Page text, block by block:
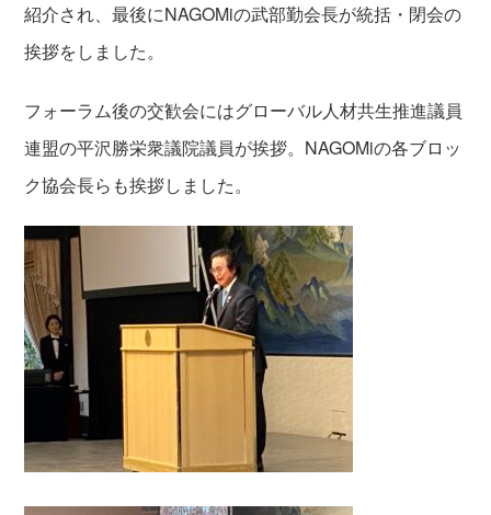
紹介され、最後にNAGOMiの武部勤会長が統括・閉会の
挨拶をしました。
フォーラム後の交歓会にはグローバル人材共生推進議員
連盟の平沢勝栄衆議院議員が挨拶。NAGOMiの各ブロッ
ク協会長らも挨拶しました。